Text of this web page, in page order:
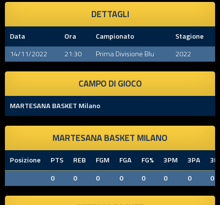
DETTAGLI
Data Ora Campionato
Stagione
14/11/2022
21:30 Prima Divisione Blu 2022
CAMPO DI GIOCO
MARTESANA BASKET Milano
MARTESANA BASKET MILANO
Posizione PTS REB FGM FGA FG% 3PM 3PA
0
0 0 0 0 0 0 0